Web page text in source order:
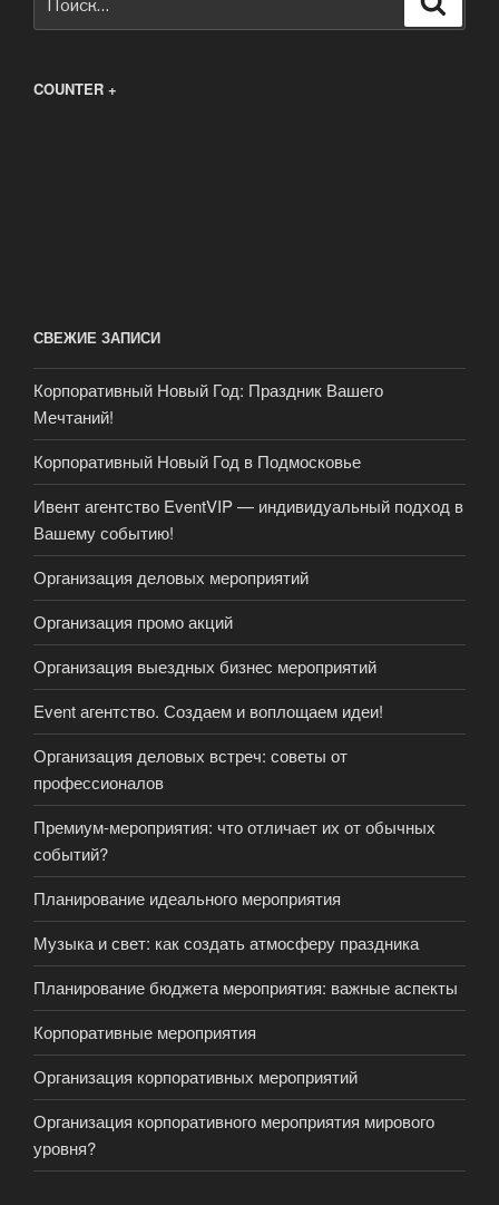
COUNTER +
СВЕЖИЕ ЗАПИСИ
Корпоративный Новый Год: Праздник Вашего
Мечтаний!
Корпоративный Новый Год в Подмосковье
Ивент агентство EventVIP — индивидуальный подход в
Вашему событию!
Организация деловых мероприятий
Организация промо акций
Организация выездных бизнес мероприятий
Event агентство. Создаем и воплощаем идеи!
Организация деловых встреч: советы от
профессионалов
Премиум-мероприятия: что отличает их от обычных
событий?
Планирование идеального мероприятия
Музыка и свет: как создать атмосферу праздника
Планирование бюджета мероприятия: важные аспекты
Корпоративные мероприятия
Организация корпоративных мероприятий
Организация корпоративного мероприятия мирового
уровня?